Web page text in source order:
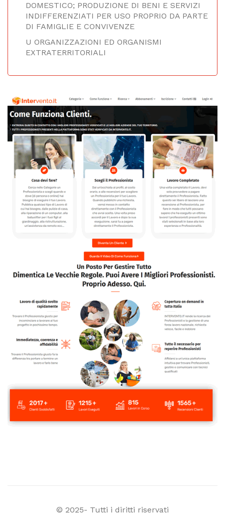
DOMESTICO; PRODUZIONE DI BENI E SERVIZI
INDIFFERENZIATI PER USO PROPRIO DA PARTE
DI FAMIGLIE E CONVIVENZE
U ORGANIZZAZIONI ED ORGANISMI
EXTRATERRITORIALI
© 2025- Tutti i diritti riservati